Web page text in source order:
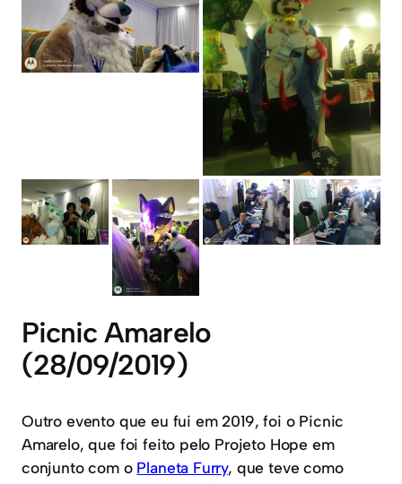
Picnic Amarelo
(28/09/2019)
Outro evento que eu fui em 2019, foi o Picnic
Amarelo, que foi feito pelo Projeto Hope em
conjunto com o Planeta Furry, que teve como